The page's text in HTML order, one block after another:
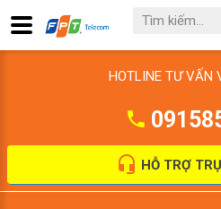
HOTLINE TƯ VẤN
HỖ TRỢ